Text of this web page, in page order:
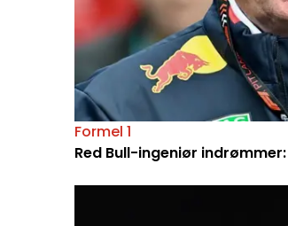
Formel 1
Red Bull-ingeniør